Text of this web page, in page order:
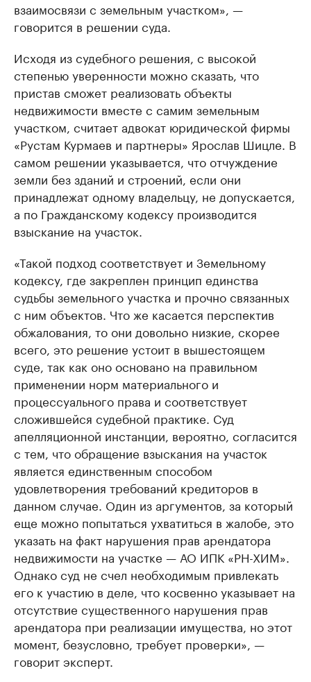
взаимосвязи с земельным участком», —
говорится в решении суда.
Исходя из судебного решения, с высокой
степенью уверенности можно сказать, что
пристав сможет реализовать объекты
недвижимости вместе с самим земельным
участком, считает адвокат юридической фирмы
«Рустам Курмаев и партнеры» Ярослав Шицле. В
самом решении указывается, что отчуждение
земли без зданий и строений, если они
принадлежат одному владельцу, не допускается,
а по Гражданскому кодексу производится
взыскание на участок.
«Такой подход соответствует и Земельному
кодексу, где закреплен принцип единства
судьбы земельного участка и прочно связанных
с ним объектов. Что же касается перспектив
обжалования, то они довольно низкие, скорее
всего, это решение устоит в вышестоящем
суде, так как оно основано на правильном
применении норм материального и
процессуального права и соответствует
сложившейся судебной практике. Суд
апелляционной инстанции, вероятно, согласится
с тем, что обращение взыскания на участок
является единственным способом
удовлетворения требований кредиторов в
данном случае. Один из аргументов, за который
еще можно попытаться ухватиться в жалобе, это
указать на факт нарушения прав арендатора
недвижимости на участке — АО ИПК «РН-ХИМ».
Однако суд не счел необходимым привлекать
его к участию в деле, что косвенно указывает на
отсутствие существенного нарушения прав
арендатора при реализации имущества, но этот
момент, безусловно, требует проверки», —
говорит эксперт.